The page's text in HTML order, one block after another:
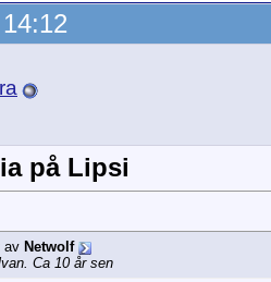
på Lipsi
av Netwolf
Ca 10 år sen